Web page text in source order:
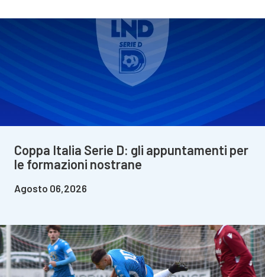
Coppa Italia Serie D: gli appuntamenti per
le formazioni nostrane
Agosto 06,2026